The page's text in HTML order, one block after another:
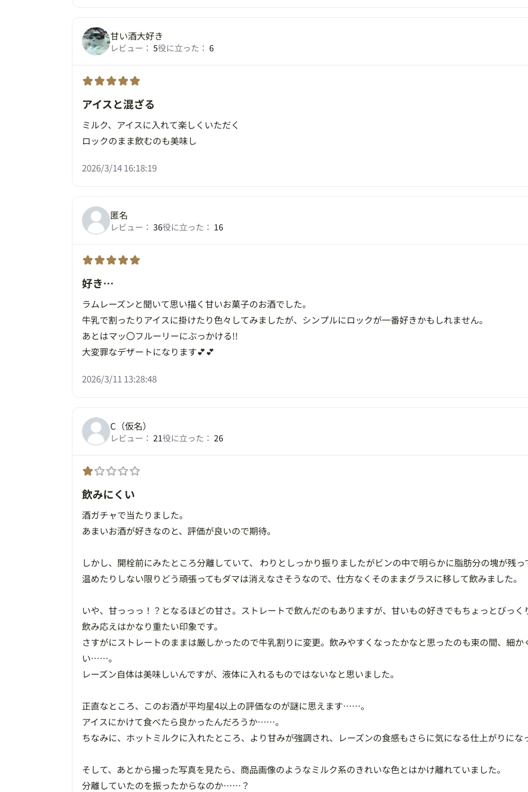
甘い酒大好き
レビュー： 5役に立った： 6
アイスと混ざる
ミルク、アイスに入れて楽しくいただく
ロックのまま飲むのも美味し
2026/3/14 16:18:19
匿名
レビュー： 36役に立った： 16
好き…
ラムレーズンと聞いて思い描く甘いお菓子のお酒でした。
牛乳で割ったりアイスに掛けたり色々してみましたが、シンプルにロックが一番好きかもしれません。
あとはマッ〇フルーリーにぶっかける!!
大変罪なデザートになります💕💕
2026/3/11 13:28:48
C（仮名）
レビュー： 21役に立った： 26
飲みにくい
酒ガチャで当たりました。
あまいお酒が好きなのと、評価が良いので期待。
しかし、開栓前にみたところ分離していて、 わりとしっかり振りましたがビンの中で明らかに脂肪分の塊が残
温めたりしない限りどう頑張ってもダマは消えなさそうなので、仕方なくそのままグラスに移して飲みました。
いや、甘っっっ！？となるほどの甘さ。ストレートで飲んだのもありますが、甘いもの好きでもちょっとびっく
飲み応えはかなり重たい印象です。
さすがにストレートのままは厳しかったので牛乳割りに変更。飲みやすくなったかなと思ったのも束の間、細か
い……。
レーズン自体は美味しいんですが、液体に入れるものではないなと思いました。
正直なところ、このお酒が平均星4以上の評価なのが謎に思えます……。
アイスにかけて食べたら良かったんだろうか……。
ちなみに、ホットミルクに入れたところ、より甘みが強調され、レーズンの食感もさらに気になる仕上がりにな
そして、あとから撮った写真を見たら、商品画像のようなミルク系のきれいな色とはかけ離れていました。
分離していたのを振ったからなのか……？